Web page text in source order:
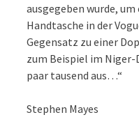
ausgegeben wurde,
Handtasche in der
Gegensatz zu einer
zum Beispiel im
paar tausend aus…“
Stephen Mayes